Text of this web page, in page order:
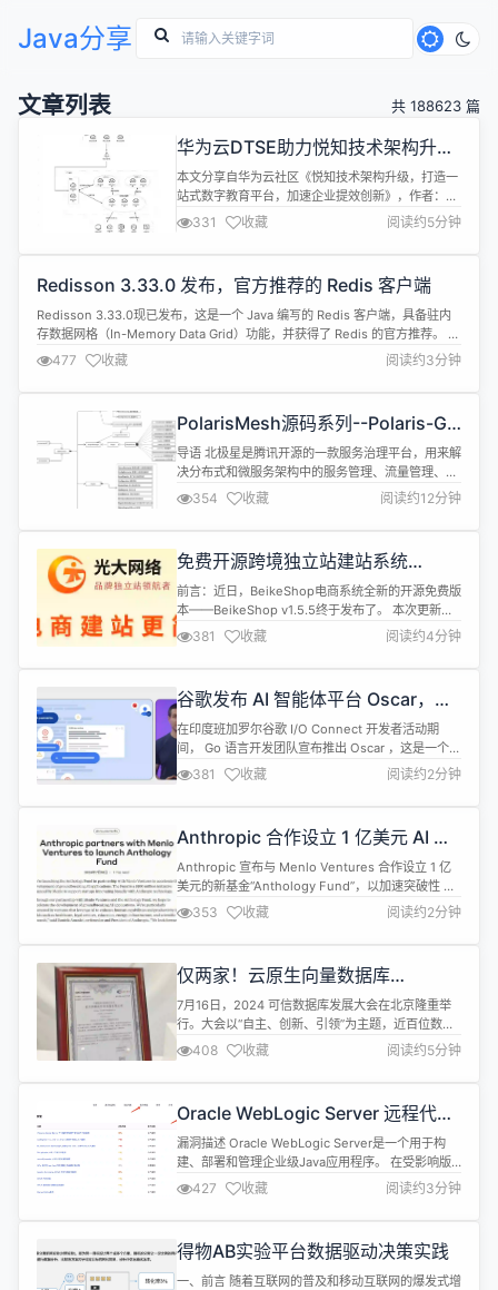
Java分享
文章列表 共 188623 篇
华为云DTSE助力悦知技术架构升
级、打破业务瓶颈
本文分享自华为云社区《悦知技术架构升级，打造一
站式数字教育平台，加速企业提效创新》，作者：
HuaweiCloudDeveloper。 改善传统技术架构——
实现数字化转型 悦知是国内领先的数字教育产品与解
决方案提供商，专注教育行业信息化深度耕耘10余
践者，承担多项国家级、省级教育改革创新支撑任务
和区域教育数字化...
331 收藏 阅读约5分钟
Redisson 3.33.0 发布，官方推荐的 Redis 客户端
Redisson 3.33.0现已发布，这是一个 Java 编写的 Redis 客户端，具备驻内
存数据网格（In-Memory Data Grid）功能，并获得了 Redis 的官方推荐。 此
版本更新内容如下： Feature 新增RJsonStore对象 新增
RLocalCachedJsonStore对象 新增RSearch.getIndexes()方法 ...
477 收藏 阅读约3分钟
PolarisMesh源码系列--Polaris-Go
注册发现流程
导语 北极星是腾讯开源的一款服务治理平台，用来解
决分布式和微服务架构中的服务管理、流量管理、配
置管理、故障容错和可观测性问题。在分布式和微服
务架构的治理领域，目前国内比较流行的还包括
Spring Cloud，Apache Dubbo 等。在
ServiceMesh 技术。本篇 Blog 主要分...
354 收藏 阅读约12分钟
免费开源跨境独立站建站系统
BeikeShop v1.5.5 持续升级中 | 3大
新增4项优化快来下载
前言：近日，BeikeShop电商系统全新的开源免费版
本——BeikeShop v1.5.5终于发布了。 本次更新
中，我们不仅新增了多个实用功能，还修复了若干问
题，并进行了多项优化，进一步提升了系统的稳定
性，优化了系统的使用体验。 本篇将详细介绍
能。 ✦✦ 一、BeikeShop v1.5.5新增功能...
381 收藏 阅读约4分钟
谷歌发布 AI 智能体平台 Oscar，用
于维护开源项目
在印度班加罗尔谷歌 I/O Connect 开发者活动期
间， Go 语言开发团队宣布推出 Oscar ，这是一个用
于构建 AI 智能体的开源平台，可以帮助软件产品团
队监控问题或错误。 Oscar 源代码：
https://go.googlesource.com/oscar Oscar 包地
381 收藏 阅读约2分钟
Anthropic 合作设立 1 亿美元 AI 基
金
Anthropic 宣布与 Menlo Ventures 合作设立 1 亿
美元的新基金“Anthology Fund”，以加速突破性 AI
应用的开发，旨在支持利用 Anthropic 技术进行广
泛创新的初创公司。 其中，Menlo 负责出资 1 亿美
元，Anthropic则负责提供技术支持。Anthropic 联
353 收藏 阅读约2分钟
仅两家！云原生向量数据库
PieCloudVector 全项通过信通院
「可信数据库」评测
7月16日，2024 可信数据库发展大会在北京隆重举
行。大会以“自主、创新、引领”为主题，近百位数据
库领域的专家、学者齐聚一堂，带来高质量的数据库
技术洞察与实战经验。 本次可信数据库发展大会中，
中国信通院正式公布 2024 年上半年“可信数据库”系
PieCloudVector 通过了向量数据库基础能力测试并
获得证书，...
408 收藏 阅读约5分钟
Oracle WebLogic Server 远程代码
执行漏洞
漏洞描述 Oracle WebLogic Server是一个用于构
建、部署和管理企业级Java应用程序。 在受影响版
本中未经身份验证的攻击者可以通过T3或IIOP协议来
利用 Oracle WebLogic Server 执行任意代码。 漏
洞名称 Oracle WebLogic Server 远程代码执行漏洞
427 收藏 阅读约3分钟
得物AB实验平台数据驱动决策实践
一、前言 随着互联网的普及和移动互联网的爆发式增